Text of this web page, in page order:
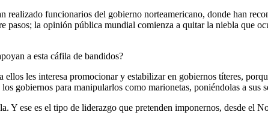
realizado funcionarios del gobierno norteamericano, donde han
la opinión pública mundial comienza a quitar la niebla que
a esta cáfila de bandidos?
les interesa promocionar y estabilizar en gobiernos títeres,
gobiernos para manipularlos como marionetas, poniéndolas a sus
Y ese es el tipo de liderazgo que pretenden imponernos, desde el